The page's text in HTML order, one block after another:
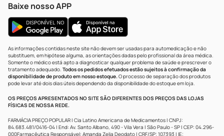
Baixe nosso APP
As informações contidas neste site não devem ser usadas para automedicação e não
substituem, em hipótese alguma, as orientações dadas pelo profissional da área médica.
Somente o médico está apto a diagnosticar qualquer problema de saúde e prescrever o
tratamento adequado. Todos os pedidos efetuados estão sujeitos à confirmação da
disponibilidade de produto em nosso estoque.O processo de separação dos produtos
pode levar até dois dias úteis dependendo da disponibilidade do estoque em loja.
OS PREÇOS APRESENTADOS NO SITE SÃO DIFERENTES DOS PREÇOS DAS LOJAS
FÍSICAS DE NOSSA REDE.
FARMÁCIA PREÇO POPULAR | Cia Latino Americana de Medicamentos | CNPJ:
84.683.481/0416-04 | End: Av. Santo Albano, 490 - Vila Vera | São Paulo - SP | CEP: 04.296-
000Farmacêutica Responsável: Amanda Zelia Deodato | CRF/SP: 107393 | IE: